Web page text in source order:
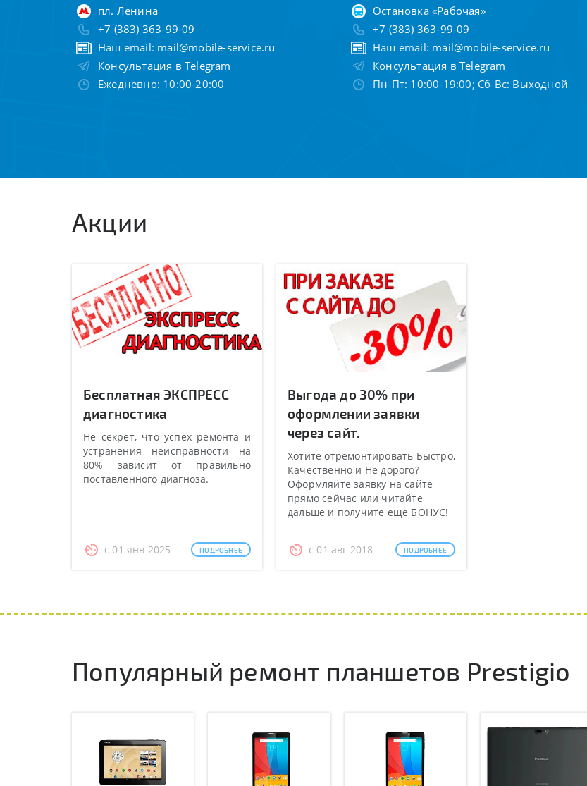
пл. Ленина
+7 (383) 363-99-09
Наш email: mail@mobile-service.ru
Консультация в Telegram
Ежедневно: 10:00-20:00
Остановка «Рабочая»
+7 (383) 363-99-09
Наш email: mail@mobile-service.ru
Консультация в Telegram
Пн-Пт: 10:00-19:00; Сб-Вс: Выходной
Акции
Бесплатная ЭКСПРЕСС
диагностика
Не секрет, что успех ремонта и
устранения неисправности на
80% зависит от правильно
поставленного диагноза.
с 01 янв 2025 ПОДРОБНЕЕ
Выгода до 30% при
оформлении заявки
через сайт.
Хотите отремонтировать Быстро,
Качественно и Не дорого?
Оформляйте заявку на сайте
прямо сейчас или читайте
дальше и получите еще БОНУС!
с 01 авг 2018 ПОДРОБНЕЕ
Популярный ремонт планшетов Prestigio